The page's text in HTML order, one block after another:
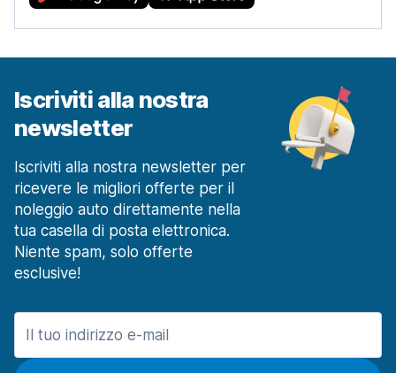
Iscriviti alla nostra
newsletter
Iscriviti alla nostra newsletter per
ricevere le migliori offerte per il
noleggio auto direttamente nella
tua casella di posta elettronica.
Niente spam, solo offerte
esclusive!